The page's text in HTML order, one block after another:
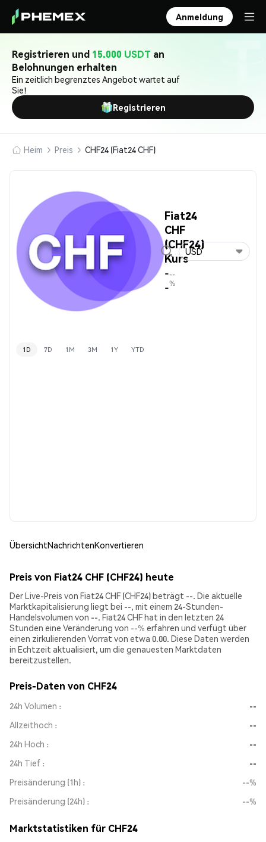
Anmeldung
Registrieren und 15.000 USDT an
Belohnungen erhalten
Ein zeitlich begrenztes Angebot wartet auf
Sie!
Registrieren
Heim Preis CHF24 (Fiat24 CHF)
Fiat24
CHF
(CHF24)
Kurs
-
-
--
%
USD
1D 7D 1M 3M 1Y YTD
ÜbersichtNachrichtenKonvertieren
Preis von Fiat24 CHF (CHF24) heute
Der Live-Preis von Fiat24 CHF (CHF24) beträgt --. Die aktuelle
Marktkapitalisierung liegt bei --, mit einem 24-Stunden-
Handelsvolumen von --. Fiat24 CHF hat in den letzten 24
Stunden eine Veränderung von --% erfahren und verfügt über
einen zirkulierenden Vorrat von etwa 0.00. Diese Daten werden
in Echtzeit aktualisiert, um die genauesten Marktdaten
bereitzustellen.
Preis-Daten von CHF24
24h Volumen
--
Allzeithoch
--
24h Hoch
--
24h Tief
--
Preisänderung (1h)
--%
Preisänderung (24h)
--%
Marktstatistiken für CHF24